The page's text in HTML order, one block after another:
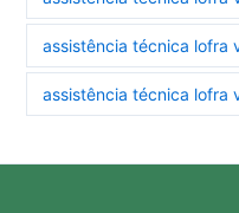
assistência técnica lofra
assistência técnica lofra